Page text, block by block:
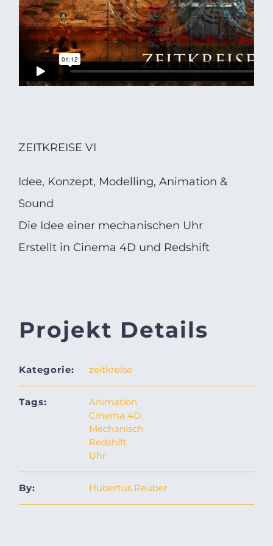
ZEITKREISE VI
Idee, Konzept, Modelling, Animation &
Sound
Die Idee einer mechanischen Uhr
Erstellt in Cinema 4D und Redshift
Projekt Details
Kategorie: zeitkreise
Tags:
Animation
Cinema 4D
Mechanisch
Redshift
Uhr
By: Hubertus Reuber